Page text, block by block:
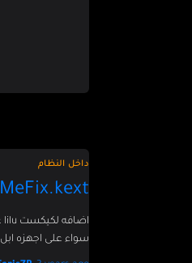
داخل النظام
سواء على اجهزه